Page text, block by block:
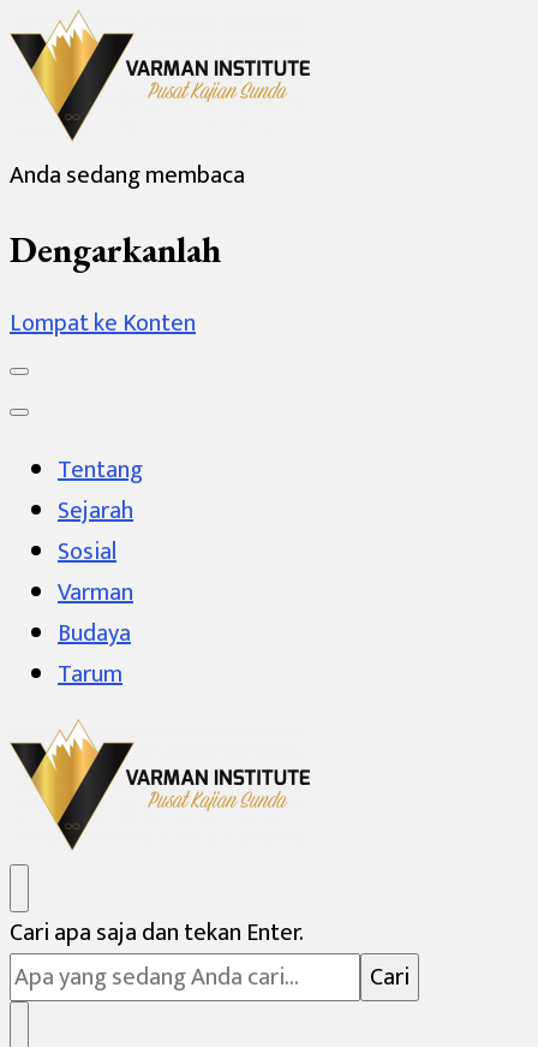
Varman Institute
Pusat Kajian Sunda
Anda sedang membaca
Dengarkanlah
Lompat ke Konten
Tentang
Sejarah
Sosial
Varman
Budaya
Tarum
Varman Institute
Pusat Kajian Sunda
Mencari
Sesuatu?
Cari apa saja dan tekan Enter.